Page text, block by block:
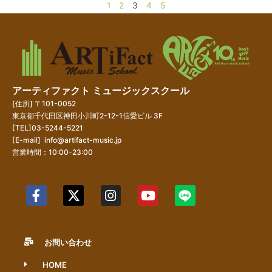
1 2 3 4 5
アーティファクト ミュージックスクール
[住所] 〒101-0052
東京都千代田区神田小川町2-12-1信愛ビル 3F
[TEL]03-5244-5221
[E-mail] info@artifact-music.jp
営業時間：10:00-23:00
お問い合わせ
HOME